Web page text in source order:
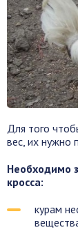
Для того
вес, их нужно
Необходимо
кросса:
курам